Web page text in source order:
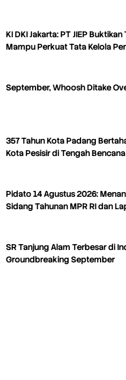
KI DKI Jakarta: PT JIEP
Mampu Perkuat Tata Kelola
September, Whoosh Ditake
357 Tahun Kota Padang
Kota Pesisir di Tengah
Pidato 14 Agustus 2026:
Sidang Tahunan MPR RI dan
SR Tanjung Alam Terbesar di
Groundbreaking September